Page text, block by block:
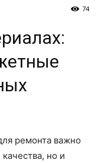
74
ремонта важно
но и